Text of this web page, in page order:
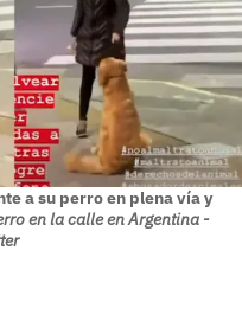
a su perro en plena vía y
en la calle en Argentina -